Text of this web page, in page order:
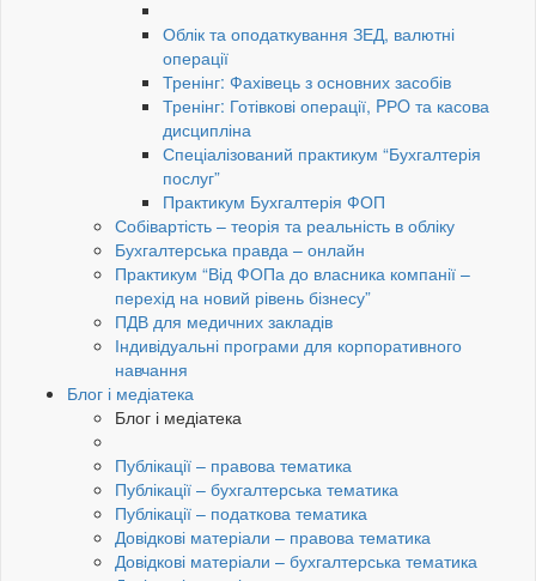
Облік та оподаткування ЗЕД, валютні
операції
Тренінг: Фахівець з основних засобів
Тренінг: Готівкові операції, PРO та касова
дисципліна
Спеціалізований практикум “Бухгалтерія
послуг”
Практикум Бухгалтерія ФОП
Собівартість – теорія та реальність в обліку
Бухгалтерська правда – онлайн
Практикум “Від ФОПа до власника компанії –
перехід на новий рівень бізнесу”
ПДВ для медичних закладів
Індивідуальні програми для корпоративного
навчання
Блог і медіатека
Блог і медіатека
Публікації – правова тематика
Публікації – бухгалтерська тематика
Публікації – податкова тематика
Довідкові матеріали – правова тематика
Довідкові матеріали – бухгалтерська тематика